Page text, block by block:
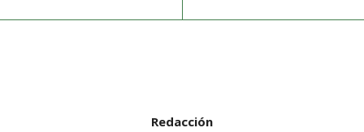
Redacción